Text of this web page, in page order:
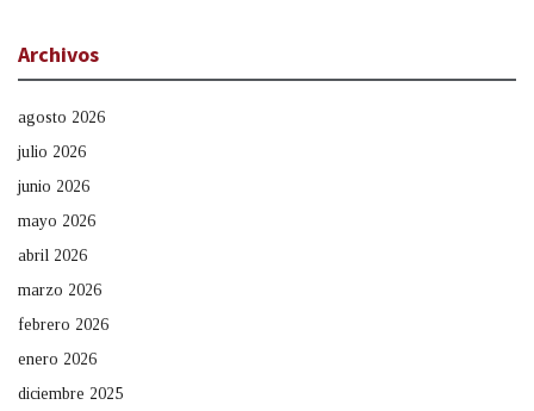
Archivos
agosto 2026
julio 2026
junio 2026
mayo 2026
abril 2026
marzo 2026
febrero 2026
enero 2026
diciembre 2025